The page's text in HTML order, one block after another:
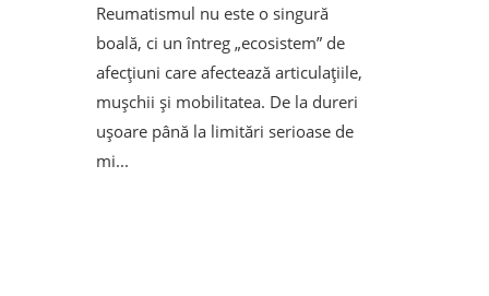
Reumatismul nu este o singură
boală, ci un întreg „ecosistem” de
afecțiuni care afectează articulațiile,
mușchii și mobilitatea. De la dureri
ușoare până la limitări serioase de
mi...